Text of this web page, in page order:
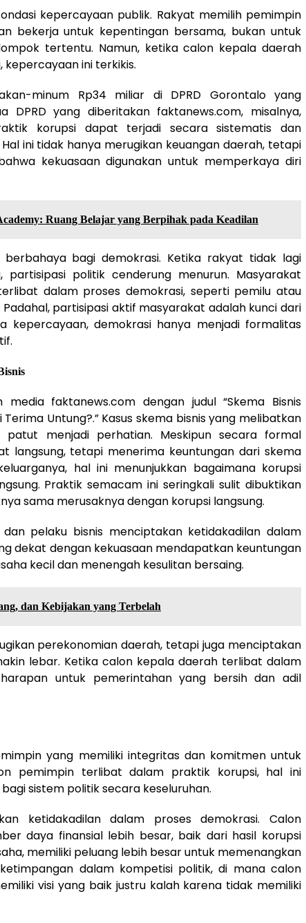
kepercayaan publik. Rakyat memilih pemimpin
bekerja untuk kepentingan bersama, bukan untuk
tertentu. Namun, ketika calon kepala daerah
ini terkikis.
minum Rp34 miliar di DPRD Gorontalo yang
DPRD yang diberitakan faktanews.com, misalnya,
korupsi dapat terjadi secara sistematis dan
ini tidak hanya merugikan keuangan daerah, tetapi
kekuasaan digunakan untuk memperkaya diri
Ruang Belajar yang Berpihak pada Keadilan
berbahaya bagi demokrasi. Ketika rakyat tidak lagi
partisipasi politik cenderung menurun. Masyarakat
dalam proses demokrasi, seperti pemilu atau
partisipasi aktif masyarakat adalah kunci dari
kepercayaan, demokrasi hanya menjadi formalitas
faktanews.com dengan judul “Skema Bisnis
Terima Untung?.” Kasus skema bisnis yang melibatkan
menjadi perhatian. Meskipun secara formal
langsung, tetapi menerima keuntungan dari skema
hal ini menunjukkan bagaimana korupsi
Praktik semacam ini seringkali sulit dibuktikan
sama merusaknya dengan korupsi langsung.
pelaku bisnis menciptakan ketidakadilan dalam
dekat dengan kekuasaan mendapatkan keuntungan
kecil dan menengah kesulitan bersaing.
dan Kebijakan yang Terbelah
perekonomian daerah, tetapi juga menciptakan
lebar. Ketika calon kepala daerah terlibat dalam
untuk pemerintahan yang bersih dan adil
yang memiliki integritas dan komitmen untuk
pemimpin terlibat dalam praktik korupsi, hal ini
sistem politik secara keseluruhan.
ketidakadilan dalam proses demokrasi. Calon
daya finansial lebih besar, baik dari hasil korupsi
memiliki peluang lebih besar untuk memenangkan
dalam kompetisi politik, di mana calon
visi yang baik justru kalah karena tidak memiliki